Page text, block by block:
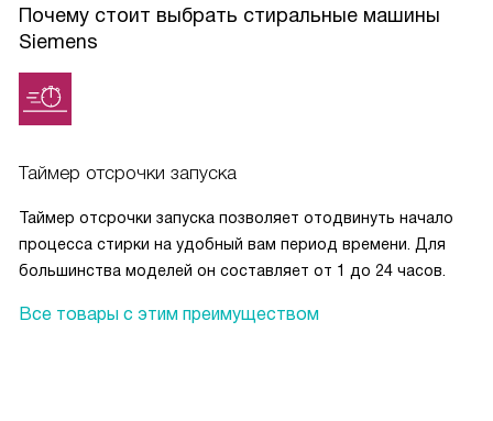
Почему стоит выбрать стиральные машины
Siemens
Таймер отсрочки запуска
Таймер отсрочки запуска позволяет отодвинуть начало
процесса стирки на удобный вам период времени. Для
большинства моделей он составляет от 1 до 24 часов.
Все товары с этим преимуществом